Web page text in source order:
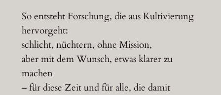
So entsteht Forschung, die aus Kultivierung
hervorgeht:
schlicht, nüchtern, ohne Mission,
aber mit dem Wunsch, etwas klarer zu
machen
– für diese Zeit und für alle, die damit